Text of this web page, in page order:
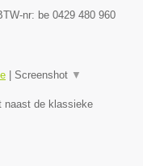
nr: be 0429 480 960
Screenshot ▼
naast de klassieke